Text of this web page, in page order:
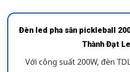
Đèn led pha sân pickleball
Thành Đạt
Với công suất 200W, đèn